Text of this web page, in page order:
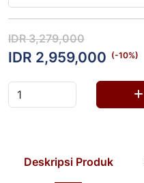
IDR 3,279,000
IDR 2,959,000 (-10%)
Deskripsi Produk